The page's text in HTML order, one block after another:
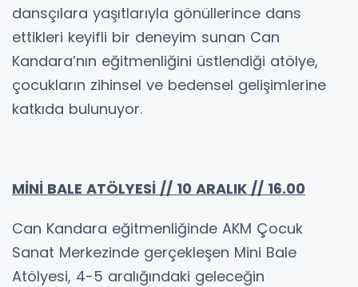
dansçılara yaşıtlarıyla gönüllerince dans
ettikleri keyifli bir deneyim sunan Can
Kandara’nın eğitmenliğini üstlendiği atölye,
çocukların zihinsel ve bedensel gelişimlerine
katkıda bulunuyor.
MİNİ BALE ATÖLYESİ // 10 ARALIK // 16.00
Can Kandara eğitmenliğinde AKM Çocuk
Sanat Merkezinde gerçekleşen Mini Bale
Atölyesi, 4-5 aralığındaki geleceğin